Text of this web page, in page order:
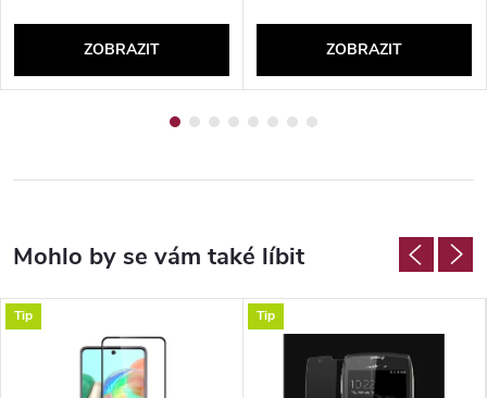
ZOBRAZIT ZOBRAZIT
Tip Tip